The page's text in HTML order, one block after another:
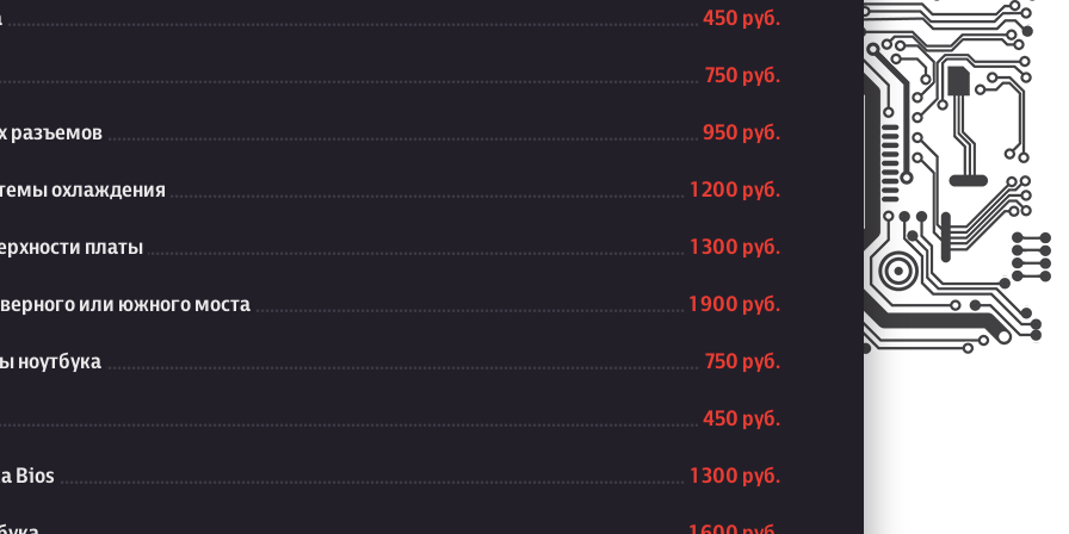
450 руб.
750 руб.
разъемов 950 руб.
охлаждения 1 200 руб.
платы 1 300 руб.
или южного моста 1 900 руб.
ноутбука 750 руб.
450 руб.
Bios 1 300 руб.